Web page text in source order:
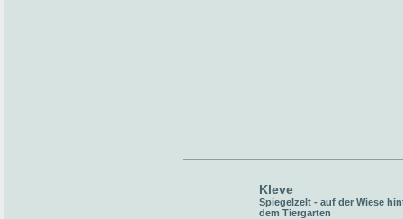
Kleve
Spiegelzelt - auf der Wiese
dem Tiergarten